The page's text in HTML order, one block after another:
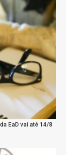
EaD vai até 14/8